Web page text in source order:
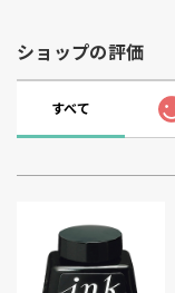
ショップの評価
すべて